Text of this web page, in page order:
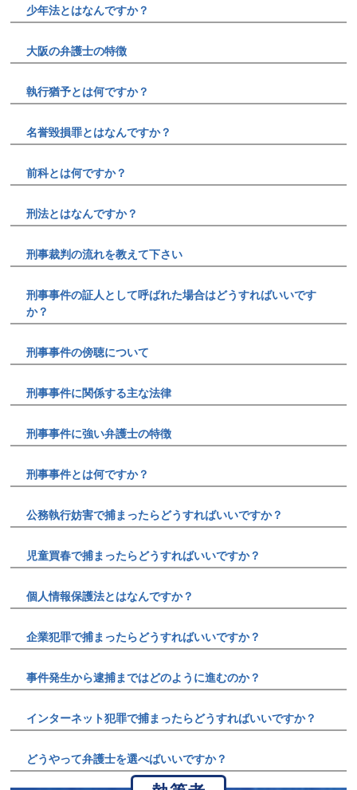
少年法とはなんですか？
大阪の弁護士の特徴
執行猶予とは何ですか？
名誉毀損罪とはなんですか？
前科とは何ですか？
刑法とはなんですか？
刑事裁判の流れを教えて下さい
刑事事件の証人として呼ばれた場合はどうすればいいです
か？
刑事事件の傍聴について
刑事事件に関係する主な法律
刑事事件に強い弁護士の特徴
刑事事件とは何ですか？
公務執行妨害で捕まったらどうすればいいですか？
児童買春で捕まったらどうすればいいですか？
個人情報保護法とはなんですか？
企業犯罪で捕まったらどうすればいいですか？
事件発生から逮捕まではどのように進むのか？
インターネット犯罪で捕まったらどうすればいいですか？
どうやって弁護士を選べばいいですか？